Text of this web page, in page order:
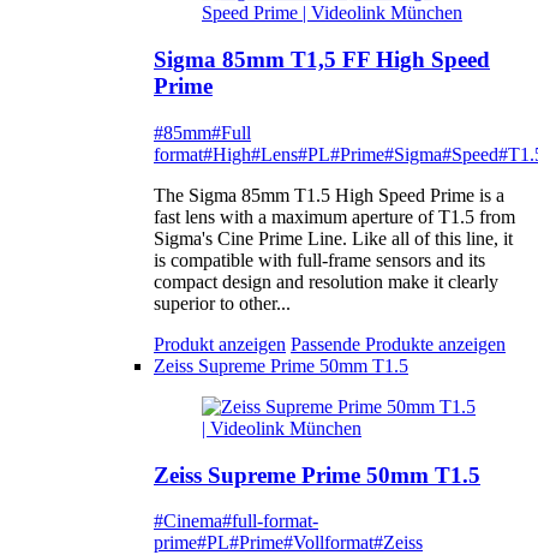
Sigma 85mm T1,5 FF High Speed
Prime
#85mm#Full
format#High#Lens#PL#Prime#Sigma#Speed
The Sigma 85mm T1.5 High Speed Prime is a
fast lens with a maximum aperture of T1.5 from
Sigma's Cine Prime Line. Like all of this line, it
is compatible with full-frame sensors and its
compact design and resolution make it clearly
superior to other...
Produkt anzeigen Passende Produkte anzeigen
Zeiss Supreme Prime 50mm T1.5
Zeiss Supreme Prime 50mm T1.5
#Cinema#full-format-
prime#PL#Prime#Vollformat#Zeiss